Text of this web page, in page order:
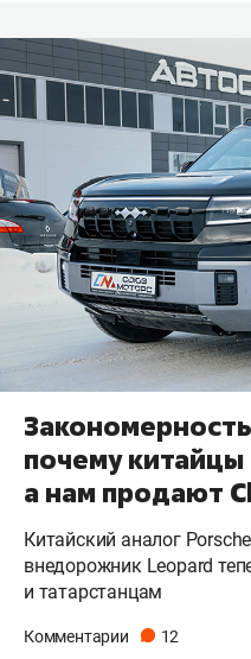
почему китайцы
а нам продают
Китайский аналог
внедорожник Leopard
и татарстанцам
Комментарии 12